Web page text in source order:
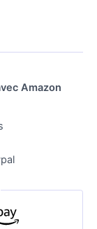
Amazon